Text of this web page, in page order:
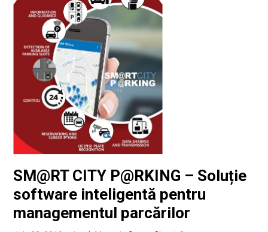
SM@RT CITY P@RKING – Soluție
software inteligentă pentru
managementul parcărilor